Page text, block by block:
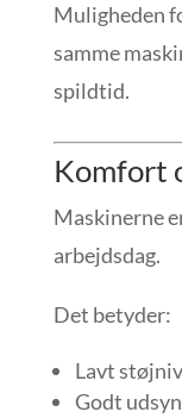
Muligheden
samme
spildtid.
Komfort
Maskinerne
arbejdsdag.
Det betyder:
Lavt
Godt